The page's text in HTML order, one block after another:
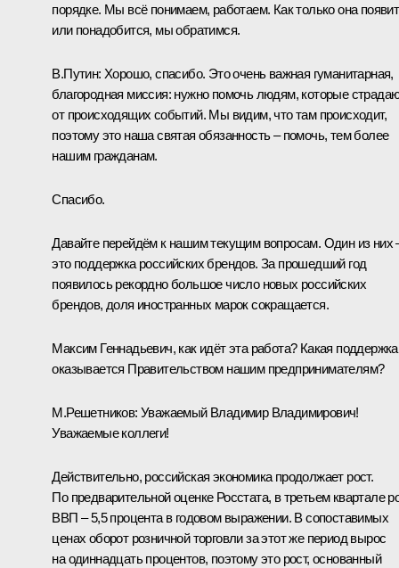
порядке. Мы всё понимаем, работаем. Как только она
или понадобится, мы обратимся.
В.Путин: Хорошо, спасибо. Это очень важная гуманитарная,
благородная миссия: нужно помочь людям, которые
от происходящих событий. Мы видим, что там происходит,
поэтому это наша святая обязанность – помочь, тем более
нашим гражданам.
Спасибо.
Давайте перейдём к нашим текущим вопросам. Один из них
это поддержка российских брендов. За прошедший год
появилось рекордно большое число новых российских
брендов, доля иностранных марок сокращается.
Максим Геннадьевич, как идёт эта работа? Какая поддержка
оказывается Правительством нашим предпринимателям?
М.Решетников: Уважаемый Владимир Владимирович!
Уважаемые коллеги!
Действительно, российская экономика продолжает рост.
По предварительной оценке Росстата, в третьем квартале
ВВП – 5,5 процента в годовом выражении. В сопоставимых
ценах оборот розничной торговли за этот же период вырос
на одиннадцать процентов, поэтому это рост, основанный